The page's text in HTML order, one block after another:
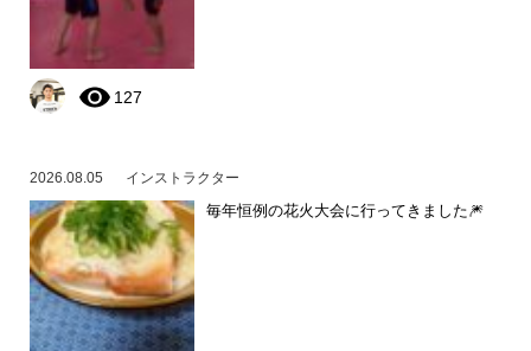
127
2026.08.05 インストラクター
毎年恒例の花火大会に行ってきました🎆